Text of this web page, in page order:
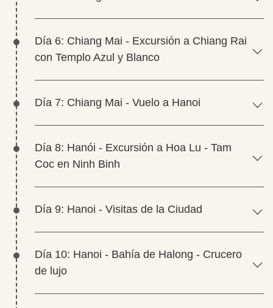
Día 6: Chiang Mai - Excursión a Chiang Rai
con Templo Azul y Blanco
Día 7: Chiang Mai - Vuelo a Hanoi
Día 8: Hanói - Excursión a Hoa Lu - Tam
Coc en Ninh Binh
Día 9: Hanoi - Visitas de la Ciudad
Día 10: Hanoi - Bahía de Halong - Crucero
de lujo